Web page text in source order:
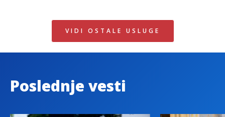
VIDI OSTALE USLUGE
Poslednje vesti